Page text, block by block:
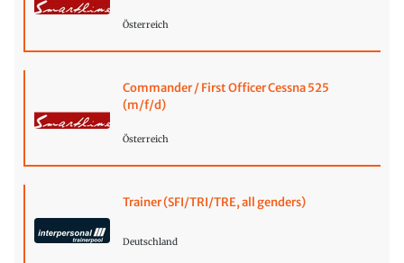
Österreich
Commander / First Officer Cessna 525
(m/f/d)
Österreich
Trainer (SFI/TRI/TRE, all genders)
Deutschland